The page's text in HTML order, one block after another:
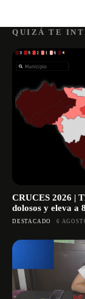
QUIZÁ TE
CRUCES 2026 |
dolosos y eleva a
DESTACADO 6